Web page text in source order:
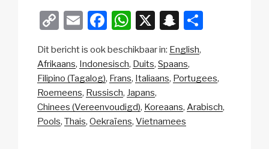
C
p
y
Li
n
E
ail
F
c
e
b
o
W
at
s
A
p
X
S
a
p
h
n
Dit bericht is ook beschikbaar in: English
Afrikaans Indonesisch Duits Spaans
Filipino (Tagalog) Frans Italiaans Portugees
Roemeens Russisch Japans
Chinees (Vereenvoudigd) Koreaans Arabisch
Pools Thais Oekraïens Vietnamees